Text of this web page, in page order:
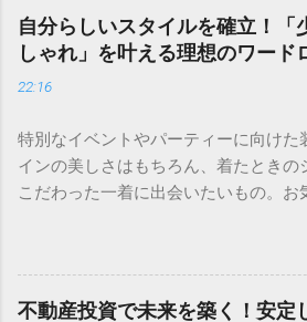
めなきゃ」と思いつつ、つい後回しに
用ですよね。いざ始めようと思っても
のか、そもそも何から手をつければい
止まってしまう方も多いのではないで
この記事では、無理なく資産を育てる
ら、自分にぴったりの証券口座を見極
心者の方にも分かりやすく解説しま
すぐに株を買ってみよう！」という
すが、その前に少しだけ立ち止まって
用を長く、そして心穏やかに続けるた
自分らしいスタイルを確立！「
しゃれ」を叶える理想のワード
22:16
特別なイベントやパーティーに向けた
インの美しさはもちろん、着たときの
こだわった一着に出会いたいもの。お
その時間を楽しむことができます。
着を｜華やかなドレスコレクションは
インは、どんなシーンでもあなたをよ
不動産投資で未来を築く！安定